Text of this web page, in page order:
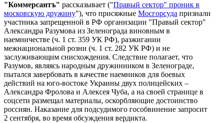
"Коммерсантъ" рассказывает ("Правый сектор" проник в
московскую дружину"), что присяжные Мосгорсуда признали
участника запрещенной в РФ организации "Правый сектор"
Александра Разумова из Зеленограда виновным в
наемничестве (ч. 1 ст. 359 УК РФ), разжигании
межнациональной розни (ч. 1 ст. 282 УК РФ) и не
заслуживающим снисхождения. Следствие полагает, что
Разумов, являясь народным дружинником в Зеленограде,
пытался завербовать в качестве наемников для боевых
действий на юго-востоке Украины двух полицейских –
Александра Фролова и Алексея Чуба, а на своей странице в
соцсети размещал материалы, оскорбляющие достоинство
россиян. Наказание для подсудимого гособвинение запросит
2 сентября, во время обсуждения вердикта.